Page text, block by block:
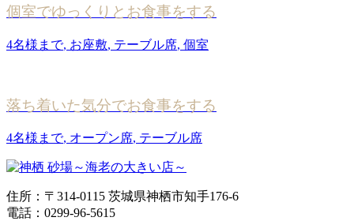
個室でゆっくりとお食事をする
4名様まで, お座敷, テーブル席, 個室
落ち着いた気分でお食事をする
4名様まで, オープン席, テーブル席
住所：〒314-0115 茨城県神栖市知手176-6
電話：0299-96-5615